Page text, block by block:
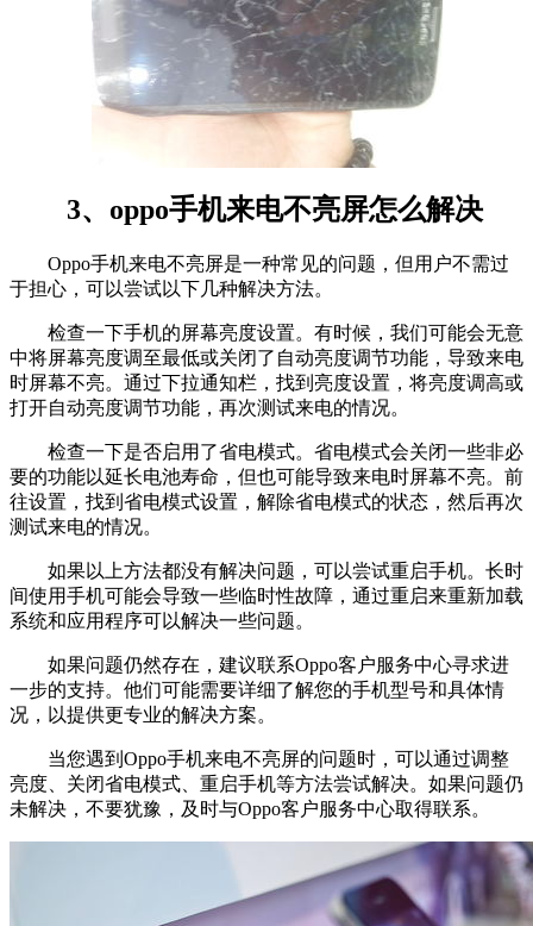
3、oppo手机来电不亮屏怎么解决
Oppo手机来电不亮屏是一种常见的问题，但用户不需过
于担心，可以尝试以下几种解决方法。
检查一下手机的屏幕亮度设置。有时候，我们可能会无意
中将屏幕亮度调至最低或关闭了自动亮度调节功能，导致来电
时屏幕不亮。通过下拉通知栏，找到亮度设置，将亮度调高或
打开自动亮度调节功能，再次测试来电的情况。
检查一下是否启用了省电模式。省电模式会关闭一些非必
要的功能以延长电池寿命，但也可能导致来电时屏幕不亮。前
往设置，找到省电模式设置，解除省电模式的状态，然后再次
测试来电的情况。
如果以上方法都没有解决问题，可以尝试重启手机。长时
间使用手机可能会导致一些临时性故障，通过重启来重新加载
系统和应用程序可以解决一些问题。
如果问题仍然存在，建议联系Oppo客户服务中心寻求进
一步的支持。他们可能需要详细了解您的手机型号和具体情
况，以提供更专业的解决方案。
当您遇到Oppo手机来电不亮屏的问题时，可以通过调整
亮度、关闭省电模式、重启手机等方法尝试解决。如果问题仍
未解决，不要犹豫，及时与Oppo客户服务中心取得联系。